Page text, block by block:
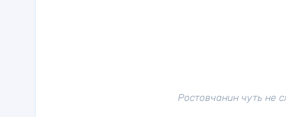
Ростовчанин чуть не